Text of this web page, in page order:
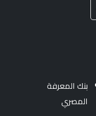
بنك المعرفة
المصري